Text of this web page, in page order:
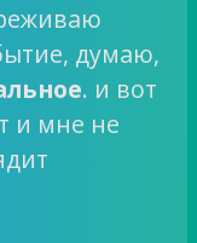
думаю,
. и вот
и мне не